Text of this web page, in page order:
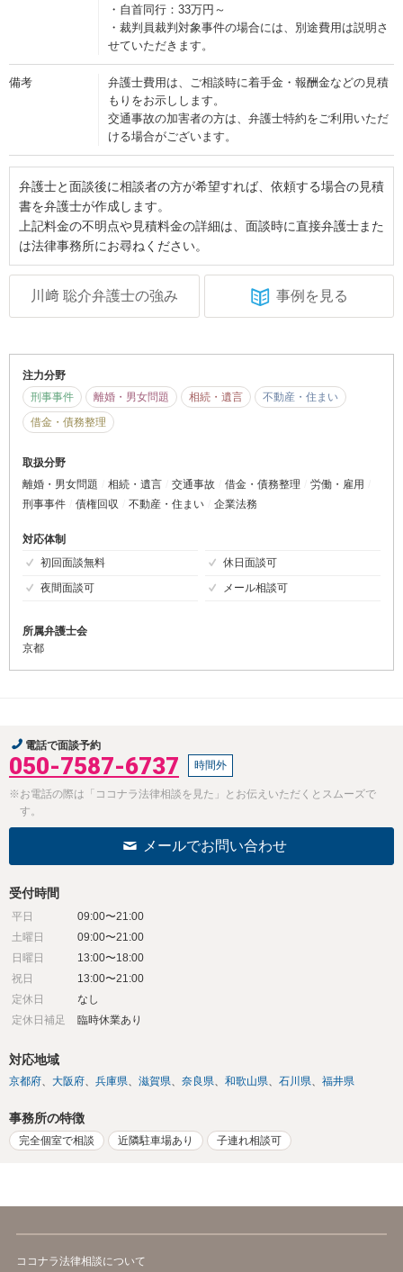
・自首同行：33万円～
・裁判員裁判対象事件の場合には、別途費用は説明さ
せていただきます。
備考
弁護士費用は、ご相談時に着手金・報酬金などの見積
もりをお示しします。
交通事故の加害者の方は、弁護士特約をご利用いただ
ける場合がございます。
弁護士と面談後に相談者の方が希望すれば、依頼する場合の見積
書を弁護士が作成します。
上記料金の不明点や見積料金の詳細は、面談時に直接弁護士また
は法律事務所にお尋ねください。
川﨑 聡介弁護士の強み 事例を見る
注力分野
刑事事件
離婚・男女問題 相続・遺言
不動産・住まい
借金・債務整理
取扱分野
離婚・男女問題
相続・遺言 交通事故 借金・債務整理
労働・雇用
刑事事件
債権回収 不動産・住まい 企業法務
対応体制
初回面談無料
休日面談可
夜間面談可
メール相談可
所属弁護士会
京都
電話で面談予約
050-7587-6737 時間外
※お電話の際は「ココナラ法律相談を見た」とお伝えいただくとスムーズで
す。
メールでお問い合わせ
受付時間
平日
09:00〜21:00
土曜日
09:00〜21:00
日曜日
13:00〜18:00
祝日
13:00〜21:00
定休日
なし
定休日補足
臨時休業あり
対応地域
京都府 大阪府 兵庫県 滋賀県 奈良県 和歌山県 石川県 福井県
事務所の特徴
完全個室で相談 近隣駐車場あり 子連れ相談可
ココナラ法律相談について